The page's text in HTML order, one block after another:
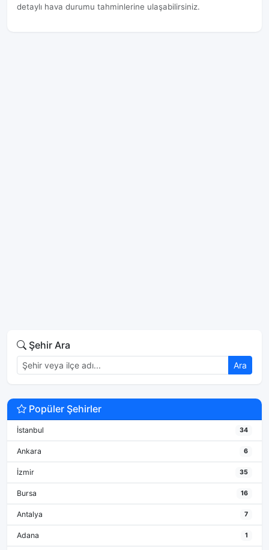
detaylı hava durumu tahminlerine ulaşabilirsiniz.
Şehir Ara
Ara
Popüler Şehirler
İstanbul 34
Ankara 6
İzmir 35
Bursa 16
Antalya 7
Adana 1